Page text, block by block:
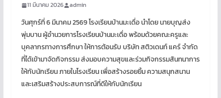
11 มีนาคม 2026 admin
วันศุกร์ที่ 6 มีนาคม 2569 โรงเรียนบ้านมะเดื่อ นำโดย นายบุญส่ง
พุ่มบาน ผู้อำนวยการโรงเรียนบ้านมะเดื่อ พร้อมด้วยคณะครูและ
บุคลากรทางการศึกษา ให้การต้อนรับ บริษัท สติวเดนท์ แคร์ จำกัด
ที่ได้เข้ามาจัดกิจกรรม ส่งมอบความสุขและร่วมกิจกรรมสันทนาการ
ให้กับนักเรียน ภายในโรงเรียน เพื่อสร้างรอยยิ้ม ความสนุกสนาน
และเสริมสร้างประสบการณ์ที่ดีให้กับนักเรียน